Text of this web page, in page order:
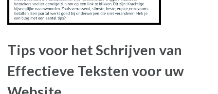
Tips voor het Schrijven van
Effectieve Teksten voor uw